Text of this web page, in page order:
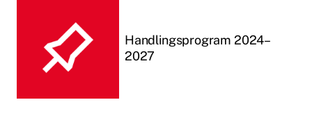
Handlingsprogram 2024–
2027